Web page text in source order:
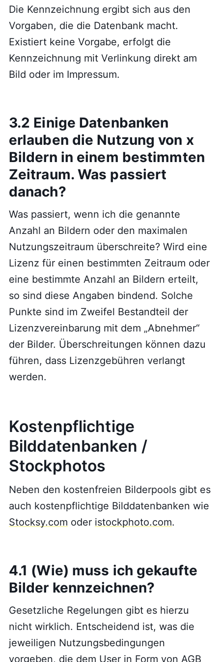
Die Kennzeichnung ergibt sich aus den
Vorgaben, die die Datenbank macht.
Existiert keine Vorgabe, erfolgt die
Kennzeichnung mit Verlinkung direkt am
Bild oder im Impressum.
3.2 Einige Datenbanken
erlauben die Nutzung von x
Bildern in einem bestimmten
Zeitraum. Was passiert
danach?
Was passiert, wenn ich die genannte
Anzahl an Bildern oder den maximalen
Nutzungszeitraum überschreite? Wird eine
Lizenz für einen bestimmten Zeitraum oder
eine bestimmte Anzahl an Bildern erteilt,
so sind diese Angaben bindend. Solche
Punkte sind im Zweifel Bestandteil der
Lizenzvereinbarung mit dem „Abnehmer“
der Bilder. Überschreitungen können dazu
führen, dass Lizenzgebühren verlangt
werden.
Kostenpflichtige
Bilddatenbanken /
Stockphotos
Neben den kostenfreien Bilderpools gibt es
auch kostenpflichtige Bilddatenbanken wie
Stocksy.com oder istockphoto.com.
4.1 (Wie) muss ich gekaufte
Bilder kennzeichnen?
Gesetzliche Regelungen gibt es hierzu
nicht wirklich. Entscheidend ist, was die
jeweiligen Nutzungsbedingungen
vorgeben, die dem User in Form von AGB